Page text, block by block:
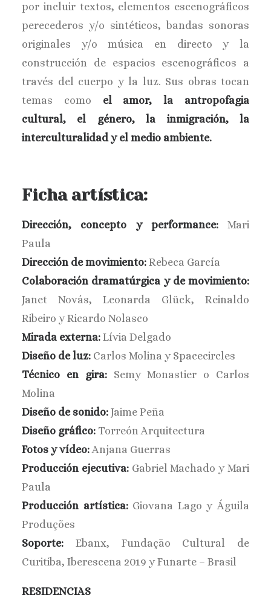
por incluir textos, elementos escenográficos
perecederos y/o sintéticos, bandas sonoras
originales y/o música en directo y la
construcción de espacios escenográficos a
través del cuerpo y la luz. Sus obras tocan
temas como el amor, la antropofagia
cultural, el género, la inmigración, la
interculturalidad y el medio ambiente.
Ficha artística:
Dirección, concepto y performance:Mari
Paula
Dirección de movimiento: Rebeca García
Colaboración dramatúrgica y de movimiento:
Janet Novás, Leonarda Glück, Reinaldo
Ribeiro y Ricardo Nolasco
Mirada externa: Lívia Delgado
Diseño de luz: Carlos Molina y Spacecircles
Técnico en gira:Semy Monastier o Carlos
Molina
Diseño de sonido: Jaime Peña
Diseño gráfico: Torreón Arquitectura
Fotos y vídeo:Anjana Guerras
Producción ejecutiva:Gabriel Machado y Mari
Paula
Producción artística:Giovana Lago y Águila
Produções
Soporte: Ebanx, Fundação Cultural de
Curitiba, Iberescena 2019 y Funarte – Brasil
RESIDENCIAS